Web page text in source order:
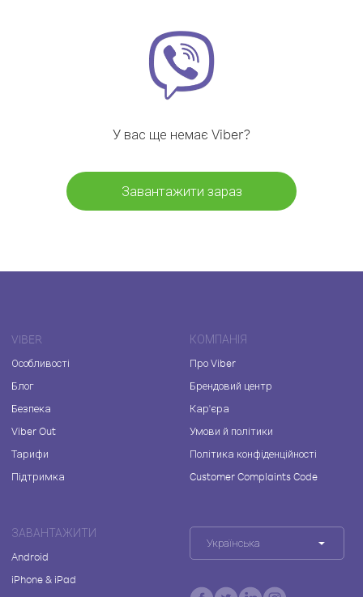
У вас ще немає Viber?
Завантажити зараз
VIBER
Особливості
Блог
Безпека
Viber Out
Тарифи
Підтримка
КОМПАНІЯ
Про Viber
Брендовий центр
Кар'єра
Умови й політики
Політика конфіденційності
Customer Complaints Code
ЗАВАНТАЖИТИ
Android
iPhone & iPad
Українська